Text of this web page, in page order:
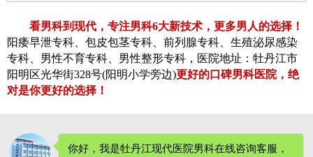
看男科到现代，专注男科6大新技术，更多男人的选择！
阳痿早泄专科、包皮包茎专科、前列腺专科、生殖泌尿感染
专科、男性不育专科、男性整形专科，医院地址：牡丹江市
阳明区光华街328号(阳明小学旁边)更好的口碑男科医院，绝
对是你更好的选择！
你好，我是牡丹江现代医院男科在线咨询客服，